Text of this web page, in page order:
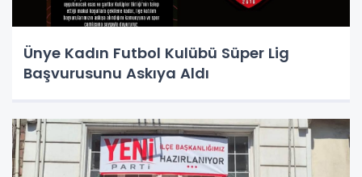
Ünye Kadın Futbol Kulübü Süper Lig
Başvurusunu Askıya Aldı